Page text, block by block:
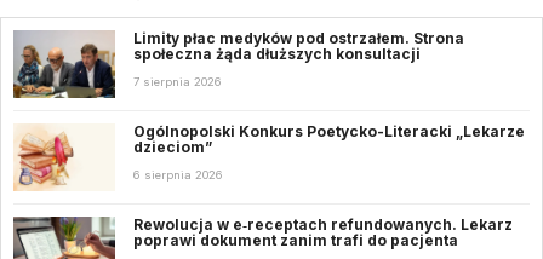
Limity płac medyków pod ostrzałem. Strona
społeczna żąda dłuższych konsultacji
7 sierpnia 2026
Ogólnopolski Konkurs Poetycko-Literacki „Lekarze
dzieciom”
6 sierpnia 2026
Rewolucja w e‑receptach refundowanych. Lekarz
poprawi dokument zanim trafi do pacjenta